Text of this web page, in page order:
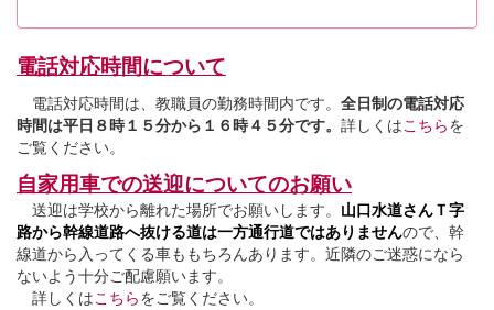
電話対応時間について
電話対応時間は、教職員の勤務時間内です。 全日制の電話対応
時間は平日８時１５分から１６時４５分です。 詳しくはこちらを
ご覧ください。
自家用車での送迎についてのお願い
送迎は学校から離れた場所でお願いします。 山口水道さんＴ字
路から幹線道路へ抜ける道は一方通行道ではありませんので、幹
線道から入ってくる車ももちろんあります。近隣のご迷惑になら
ないよう十分ご配慮願います。
詳しくはこちらをご覧ください。